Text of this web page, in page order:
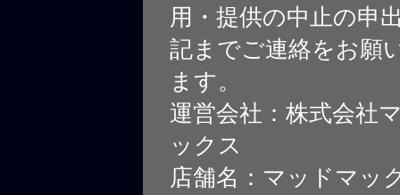
用・提供の中止の申
記までご連絡をお願
ます。
運営会社：株式会社
ックス
店舗名：マッドマッ